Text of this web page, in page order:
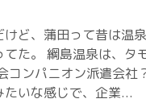
ど、蒲田って昔は温
た。 綱島温泉は、タ
ンパニオン派遣会社
たいな感じで、企業...